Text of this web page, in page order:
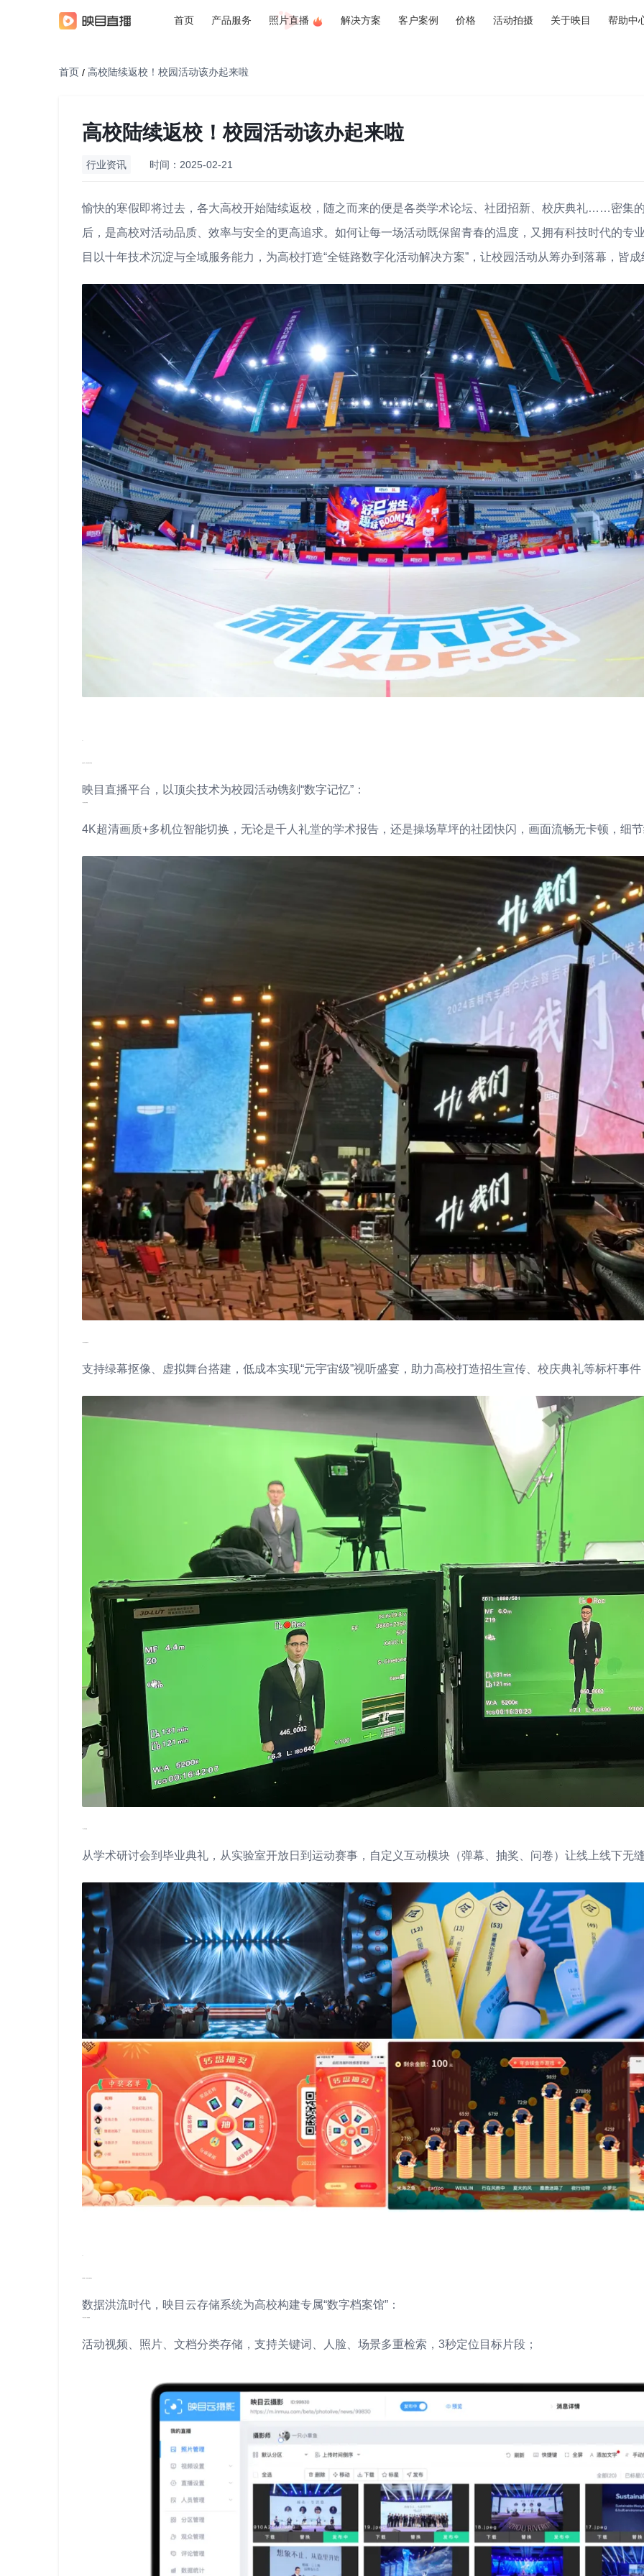
首页 产品服务 照片直播 解决方案 客户案例 价格 活动拍摄 关于映目 帮助中
首页 / 高校陆续返校！校园活动该办起来啦
高校陆续返校！校园活动该办起来啦
行业资讯 时间：2025-02-21
愉快的寒假即将过去，各大高校开始陆续返校，随之而来的便是各类学术论坛、社团招新、校庆典礼……密集
后，是高校对活动品质、效率与安全的更高追求。如何让每一场活动既保留青春的温度，又拥有科技时代的专
目以十年技术沉淀与全域服务能力，为高校打造“全链路数字化活动解决方案”，让校园活动从筹办到落幕，皆
映目直播平台，以顶尖技术为校园活动镌刻“数字记忆”：
4K超清画质+多机位智能切换，无论是千人礼堂的学术报告，还是操场草坪的社团快闪，画面流畅无卡顿，细
支持绿幕抠像、虚拟舞台搭建，低成本实现“元宇宙级”视听盛宴，助力高校打造招生宣传、校庆典礼等标杆事件
从学术研讨会到毕业典礼，从实验室开放日到运动赛事，自定义互动模块（弹幕、抽奖、问卷）让线上线下无
数据洪流时代，映目云存储系统为高校构建专属“数字档案馆”：
活动视频、照片、文档分类存储，支持关键词、人脸、场景多重检索，3秒定位目标片段；